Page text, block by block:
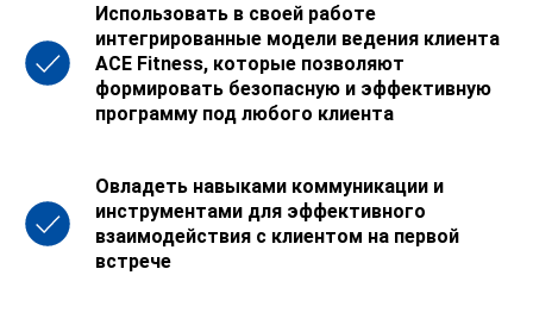
Использовать в своей работе
интегрированные модели ведения клиента
ACE Fitness, которые позволяют
формировать безопасную и эффективную
программу под любого клиента
Овладеть навыками коммуникации и
инструментами для эффективного
взаимодействия с клиентом на первой
встрече